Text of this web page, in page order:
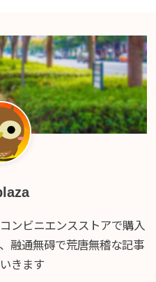
ンビニエンスストアで購入
融通無碍で荒唐無稽な記事
きます